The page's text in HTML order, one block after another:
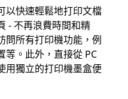
以快速輕鬆地打印文檔
- 不再浪費時間和精
問所有打印機功能，例
等。此外，直接從 PC
用獨立的打印機墨盒便